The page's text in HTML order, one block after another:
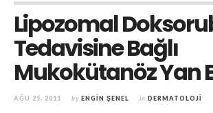
Lipozomal
Tedavisine Bağlı
Mukokütanöz Yan
AĞU 25, 2011 by ENGIN ŞENEL in DERMATOLOJI